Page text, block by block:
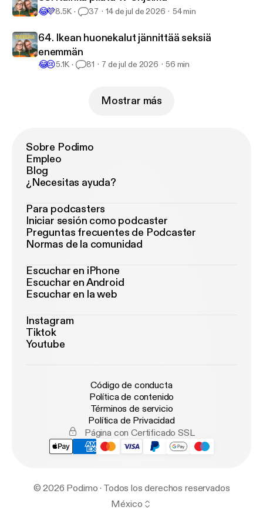
😂💜8.5K 37 14 de jul de 2026 54 min
64. Ikean huonekalut jännittää seksiä
enemmän
😂😢5.1K 81 7 de jul de 2026 56 min
Mostrar más
Sobre Podimo
Empleo
Blog
¿Necesitas ayuda?
Para podcasters
Iniciar sesión como podcaster
Preguntas frecuentes de Podcaster
Normas de la comunidad
Escuchar en iPhone
Escuchar en Android
Escuchar en la web
Instagram
Tiktok
Youtube
Código de conducta
Política de contenido
Términos de servicio
Política de Privacidad
Página con Certificado SSL
© 2026 Podimo · Todos los derechos reservados
México